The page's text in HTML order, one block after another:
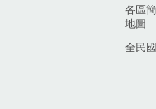
各區
地圖
全民